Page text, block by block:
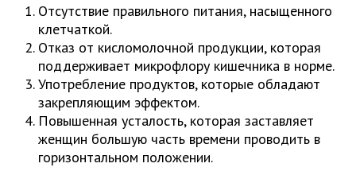
Отсутствие правильного питания, насыщенного
клетчаткой.
Отказ от кисломолочной продукции, которая
поддерживает микрофлору кишечника в норме.
Употребление продуктов, которые обладают
закрепляющим эффектом.
Повышенная усталость, которая заставляет
женщин большую часть времени проводить в
горизонтальном положении.